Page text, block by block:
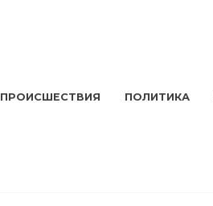
ПРОИСШЕСТВИЯ ПОЛИТИКА